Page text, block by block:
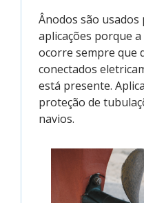
Ânodos são
aplicações porque
ocorre sempre que
conectados
está presente.
proteção de
navios.